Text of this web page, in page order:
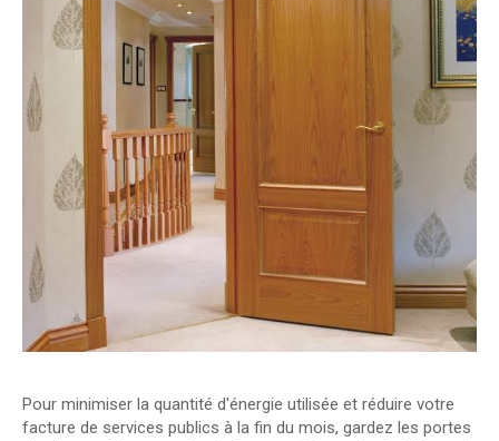
Pour minimiser la quantité d'énergie utilisée et réduire votre
facture de services publics à la fin du mois, gardez les portes